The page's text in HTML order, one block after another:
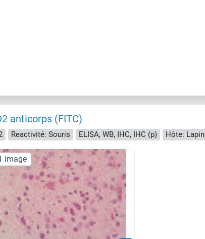
anticorps (FITC)
Reactivité: Souris ELISA, WB, IHC, IHC (p) Hôte: Lapin
image